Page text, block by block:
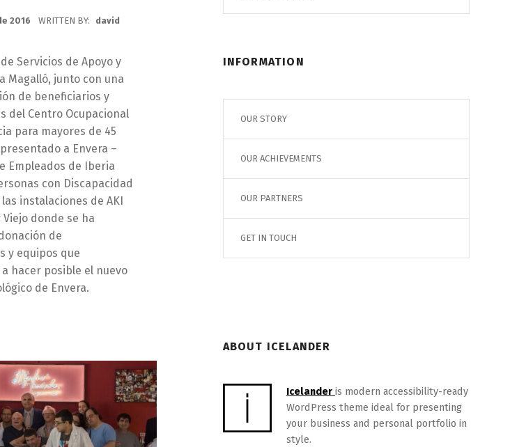
2016 WRITTEN BY:
david
Servicios de Apoyo y
Magalló, junto con una
de beneficiarios y
del Centro Ocupacional
para mayores de 45
a Envera –
Empleados de Iberia
con Discapacidad
instalaciones de AKI
Viejo donde se ha
de
y equipos que
hacer posible el nuevo
de Envera.
INFORMATION
OUR STORY
OUR ACHIEVEMENTS
OUR PARTNERS
GET IN TOUCH
ABOUT ICELANDER
Icelander is modern accessibility-ready
WordPress theme ideal for presenting
your business and personal portfolio in
style.